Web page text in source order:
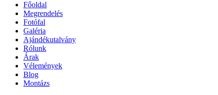
Főoldal
Megrendelés
Fotófal
Galéria
Ajándékutalvány
Rólunk
Árak
Vélemények
Blog
Montázs